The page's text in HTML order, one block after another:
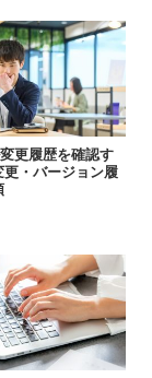
更履歴を確認す
更・バージョン履